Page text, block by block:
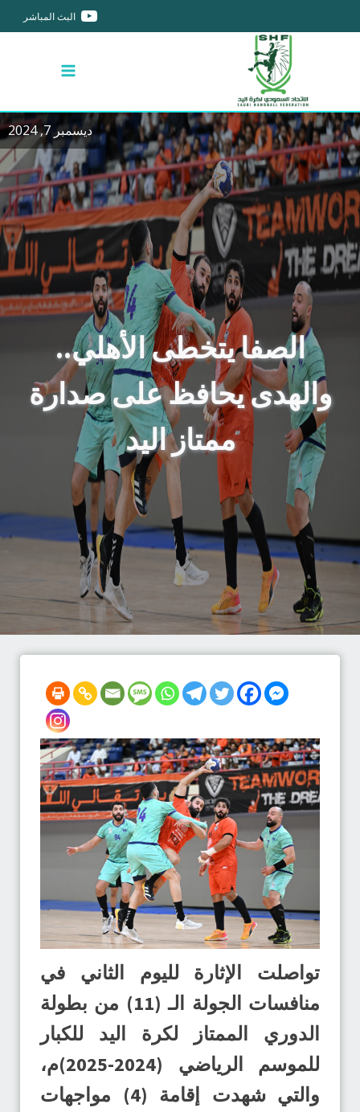
البث المباشر
ديسمبر 7, 2024
الصفا يتخطى الأهلي..
والهدى يحافظ على صدارة
ممتاز اليد
تواصلت الإثارة لليوم الثاني في
منافسات الجولة الـ (11) من بطولة
الدوري الممتاز لكرة اليد للكبار
للموسم الرياضي (2024-2025)م،
والتي شهدت إقامة (4) مواجهات